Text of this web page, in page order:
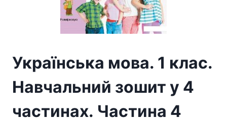
Українська мова. 1 клас.
Навчальний зошит у 4
частинах. Частина 4